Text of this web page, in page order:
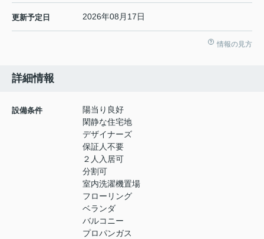
更新予定日 2026年08月17日
情報の見方
詳細情報
設備条件
陽当り良好
閑静な住宅地
デザイナーズ
保証人不要
２人入居可
分割可
室内洗濯機置場
フローリング
ベランダ
バルコニー
プロパンガス